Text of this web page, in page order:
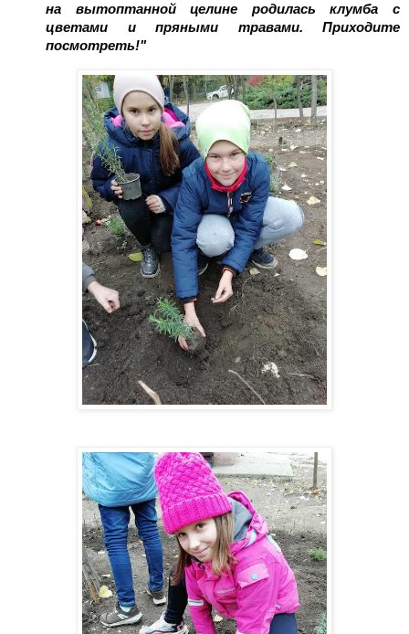
на вытоптанной целине родилась клумба с
цветами и пряными травами. Приходите
посмотреть!"